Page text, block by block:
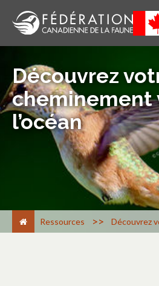
Découvrez
cheminement
l’océan
Ressources > Découvrez